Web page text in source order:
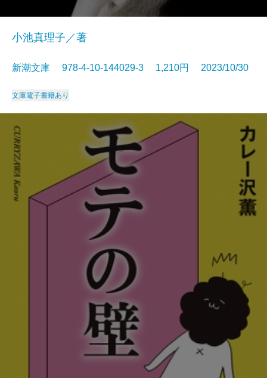
小池真理子／著
新潮文庫 978-4-10-144029-3 1,210円 2023/10/30
文庫電子書籍あり